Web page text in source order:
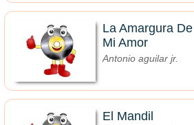
La Amargura De
Mi Amor
Antonio aguilar jr.
El Mandil